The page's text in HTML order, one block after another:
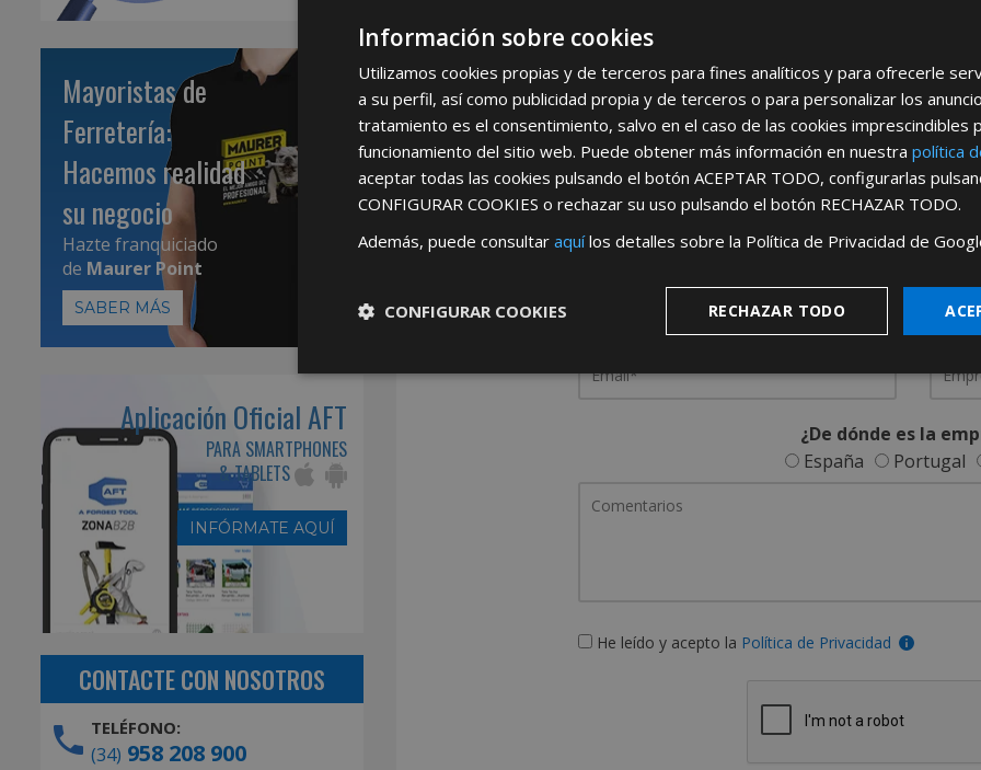
REGÍSTRATE PARA HACERTE
Desdeaquípodrá ver todas las
Rellene este formulario y nos pondremos en contacto
¿De dónde es la
España
Portugal
He leído y acepto la Política de Privacidad
Mayoristas de
Ferretería:
Hacemos realidad
su negocio
Hazte franquiciado
de Maurer Point
SABER MÁS
Aplicación Oficial AFT
PARA SMARTPHONES
& TABLETS
INFÓRMATE AQUÍ
CONTACTE CON NOSOTROS
TELÉFONO:
(34) 958 208 900
Información sobre cookies
Utilizamos cookies propias y de terceros para fines analíticos y para ofrecerle
a su perfil, así como publicidad propia y de terceros o para personalizar los
tratamiento es el consentimiento, salvo en el caso de las cookies imprescindibles
funcionamiento del sitio web. Puede obtener más información en nuestra política
aceptar todas las cookies pulsando el botón ACEPTAR TODO, configurarlas
CONFIGURAR COOKIES o rechazar su uso pulsando el botón RECHAZAR TODO.
Además, puede consultar aquílos detalles sobre la Política de Privacidad de
RECHAZAR TODO
CONFIGURAR COOKIES